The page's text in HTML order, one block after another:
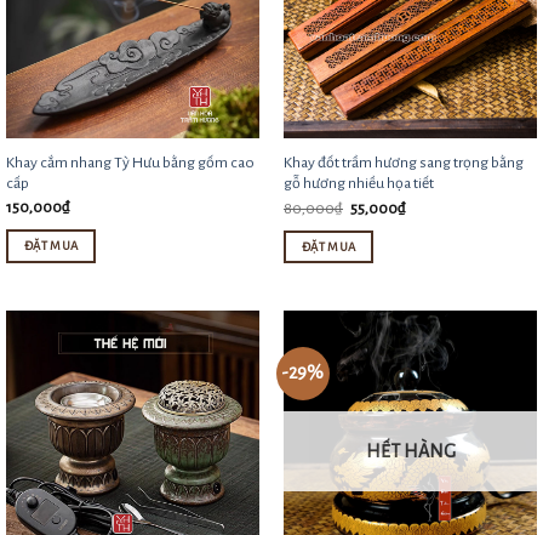
Khay cắm nhang Tỳ Hưu bằng gốm cao
cấp
150,000₫
ĐẶT MUA
Khay đốt trầm hương sang trọng bằng
gỗ hương nhiều họa tiết
80,000₫ Giá
là:
80,000₫.
55,000₫Giá
ĐẶT MUA
-29%
HẾT HÀNG